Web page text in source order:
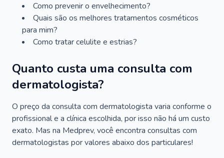
Como prevenir o envelhecimento?
Quais são os melhores tratamentos cosméticos
para mim?
Como tratar celulite e estrias?
Quanto custa uma consulta com
dermatologista?
O preço da consulta com dermatologista varia conforme o
profissional e a clínica escolhida, por isso não há um custo
exato. Mas na Medprev, você encontra consultas com
dermatologistas por valores abaixo dos particulares!